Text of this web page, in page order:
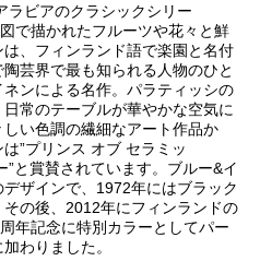
ラビアのクラシックシリー
で描かれたフルーツや花々と鮮
、フィンランド語で楽園と名付
芸界で最も知られる人物のひと
ンによる名作。パラティッシの
常のテーブルが華やかな空気に
い色調の繊細なアート作品か
”プリンス オブ セラミッ
”と賞賛されています。ブルー&イ
ザインで、1972年にはブラック
の後、2012年にフィンランドの
年記念に特別カラーとしてパー
わりました。